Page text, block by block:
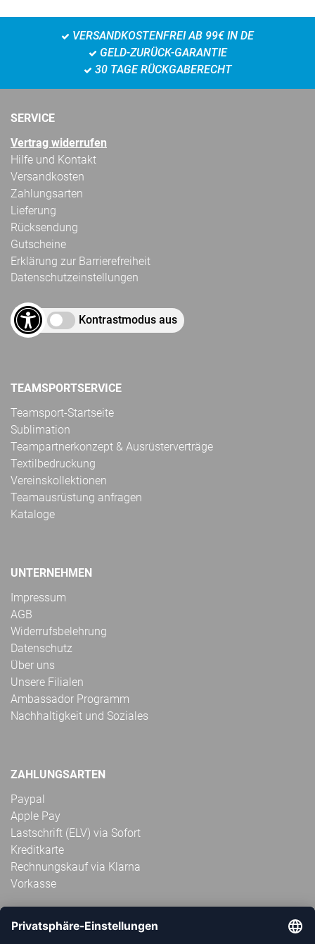
VERSANDKOSTENFREI AB 99€ IN DE
GELD-ZURÜCK-GARANTIE
30 TAGE RÜCKGABERECHT
SERVICE
Vertrag widerrufen
Hilfe und Kontakt
Versandkosten
Zahlungsarten
Lieferung
Rücksendung
Gutscheine
Erklärung zur Barrierefreiheit
Datenschutzeinstellungen
Kontrastmodus aus
TEAMSPORTSERVICE
Teamsport-Startseite
Sublimation
Teampartnerkonzept & Ausrüsterverträge
Textilbedruckung
Vereinskollektionen
Teamausrüstung anfragen
Kataloge
UNTERNEHMEN
Impressum
AGB
Widerrufsbelehrung
Datenschutz
Über uns
Unsere Filialen
Ambassador Programm
Nachhaltigkeit und Soziales
ZAHLUNGSARTEN
Paypal
Apple Pay
Lastschrift (ELV) via Sofort
Kreditkarte
Rechnungskauf via Klarna
Vorkasse
ABONNIERE JETZT DEN KOSTENLOSEN